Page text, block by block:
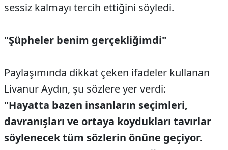
sessiz kalmayı tercih ettiğini söyledi.
"Şüpheler benim gerçekliğimdi"
Paylaşımında dikkat çeken ifadeler kullanan
Livanur Aydın, şu sözlere yer verdi:
"Hayatta bazen insanların seçimleri,
davranışları ve ortaya koydukları tavırlar
söylenecek tüm sözlerin önüne geçiyor.